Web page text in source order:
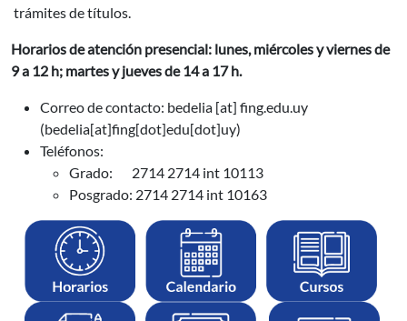
trámites de títulos.
Horarios de atención presencial: lunes, miércoles y viernes de
9 a 12 h; martes y jueves de 14 a 17 h.
Correo de contacto: bedelia [at] fing.edu.uy
(bedelia[at]fing[dot]edu[dot]uy)
Teléfonos:
Grado: 2714 2714 int 10113
Posgrado: 2714 2714 int 10163